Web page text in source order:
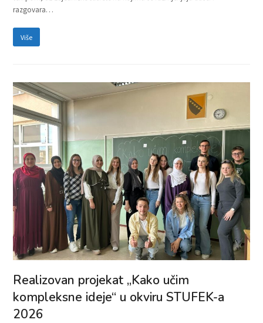
razgovara…
Više
Realizovan projekat „Kako učim
kompleksne ideje“ u okviru STUFEK-a
2026